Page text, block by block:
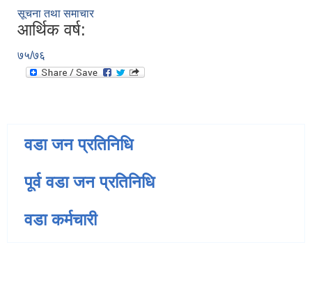
सूचना तथा समाचार
आर्थिक वर्ष:
७५/७६
वडा जन प्रतिनिधि
पूर्व वडा जन प्रतिनिधि
वडा कर्मचारी